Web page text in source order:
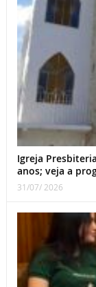
Igreja
anos; veja a
31/07/ 2026